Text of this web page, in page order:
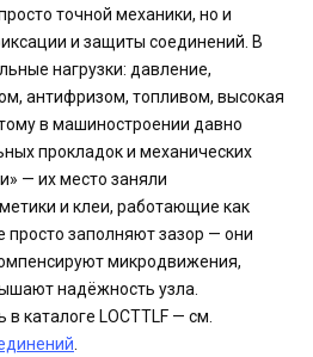
точной механики, но и
и защиты соединений. В
нагрузки: давление,
антифризом, топливом, высокая
в машиностроении давно
прокладок и механических
— их место заняли
и клеи, работающие как
просто заполняют зазор — они
микродвижения,
надёжность узла.
каталоге LOCTTLF — см.